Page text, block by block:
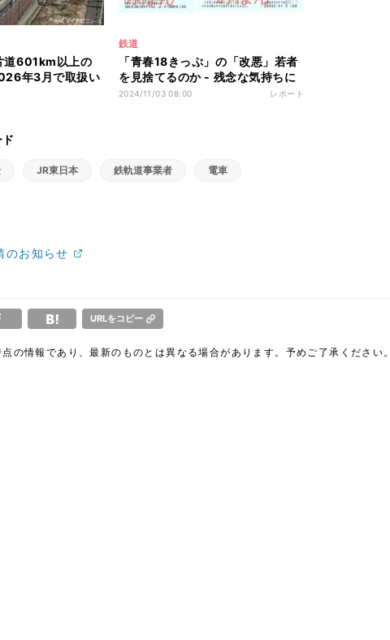
道601km以上の
年3月で取扱い
鉄道
「青春18きっぷ」の「改悪」若者
を見捨てるのか - 残念な気持ちに
2024/11/03 08:00 レポート
JR東日本 鉄軌道事業者 電車
のお知らせ
URLをコピー
の情報であり、最新のものとは異なる場合があります。予めご了承ください。